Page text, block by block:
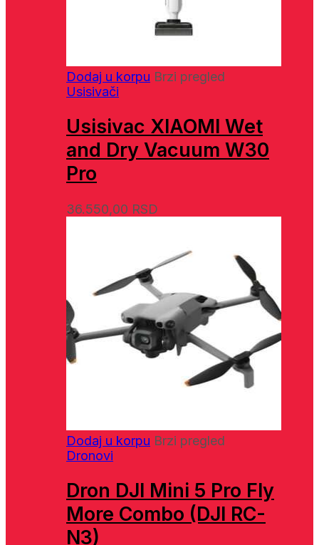
Dodaj u korpu Brzi pregled
Usisivači
Usisivac XIAOMI Wet
and Dry Vacuum W30
Pro
36.550,00 RSD
Dodaj u korpu Brzi pregled
Dronovi
Dron DJI Mini 5 Pro Fly
More Combo (DJI RC-
N3)